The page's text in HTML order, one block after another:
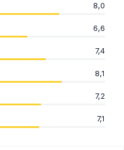
8,0
6,6
7,4
8,1
7,2
7,1